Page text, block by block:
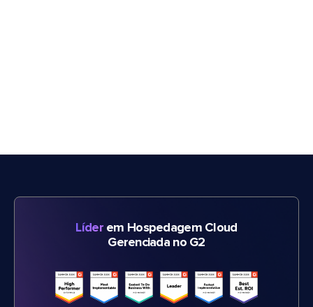
Líderem Hospedagem Cloud
Gerenciada no G2